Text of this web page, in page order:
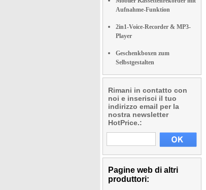
Aufnahme-Funktion
2in1-Voice-Recorder & MP3-
Player
Geschenkboxen zum
Selbstgestalten
Rimani in contatto con
noi e inserisci il tuo
indirizzo email per la
nostra newsletter
HotPrice.:
Pagine web di altri
produttori: